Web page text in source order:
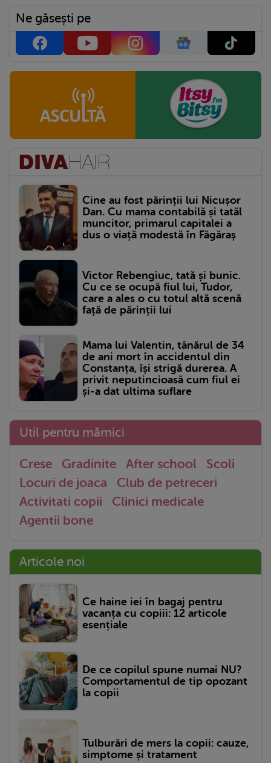
Ne găsești pe
Cine au fost părinții lui Nicușor
Dan. Cu mama contabilă și tatăl
muncitor, primarul capitalei a
dus o viață modestă în Făgăraș
Victor Rebengiuc, tată și bunic.
Cu ce se ocupă fiul lui, Tudor,
care a ales o cu totul altă scenă
față de părinții lui
Mama lui Valentin, tânărul de 34
de ani mort în accidentul din
Constanța, își strigă durerea. A
privit neputincioasă cum fiul ei
și-a dat ultima suflare
Util pentru mămici
Crese Gradinite After school
Scoli
Locuri de joaca
Club de petreceri
Activitati copii
Clinici medicale
Agentii bone
Articole noi
Ce haine iei în bagaj pentru
vacanța cu copiii: 12 articole
esențiale
De ce copilul spune numai NU?
Comportamentul de tip opozant
la copii
Tulburări de mers la copii: cauze,
simptome și tratament